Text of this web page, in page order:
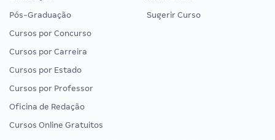
Pós-Graduação
Cursos por Concurso
Cursos por Carreira
Cursos por Estado
Cursos por Professor
Oficina de Redação
Cursos Online Gratuitos
Sugerir Curso